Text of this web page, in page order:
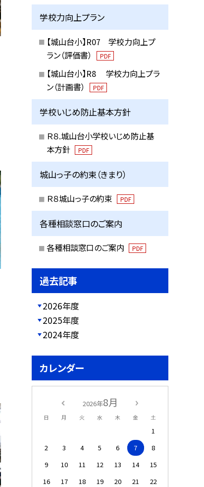
学校力向上プラン
【城山台小】R07 学校力向上プ
ラン（評価書）
PDF
【城山台小】R8 学校力向上プラ
ン（計画書）
PDF
学校いじめ防止基本方針
Ｒ８.城山台小学校いじめ防止基
本方針
PDF
城山っ子の約束（きまり）
Ｒ８城山っ子の約束 PDF
各種相談窓口のご案内
各種相談窓口のご案内 PDF
過去記事
2026年度
2025年度
2024年度
カレンダー
2026年8月
日 月 火 水 木 金 土
1
2
3 4 5 6 7
8
9
10 11 12 13 14
15
16
17 18 19 20 21
22